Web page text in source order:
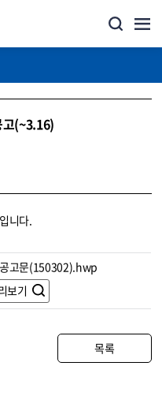
고(~3.16)
니다.
고문(150302).hwp
보기
목록